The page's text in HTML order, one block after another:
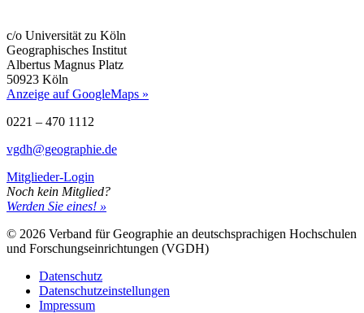
c/o Universität zu Köln
Geographisches Institut
Albertus Magnus Platz
50923 Köln
Anzeige auf GoogleMaps »
0221 – 470 1112
vgdh@geographie.de
Mitglieder-Login
Noch kein Mitglied?
Werden Sie eines! »
© 2026 Verband für Geographie an deutschsprachigen Hochschulen
und Forschungseinrichtungen (VGDH)
Datenschutz
Datenschutzeinstellungen
Impressum